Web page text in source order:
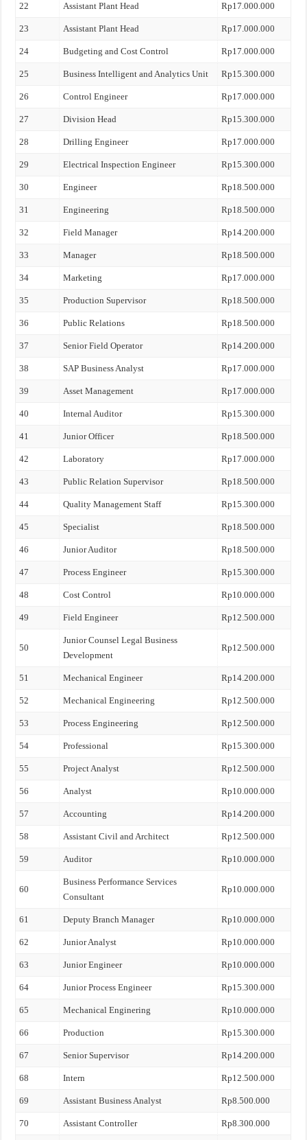
22 Assistant Plant Head Rp17.000.000
23 Assistant Plant Head Rp17.000.000
24 Budgeting and Cost Control Rp17.000.000
25 Business Intelligent and Analytics Unit Rp15.300.000
26 Control Engineer Rp17.000.000
27 Division Head Rp15.300.000
28 Drilling Engineer Rp17.000.000
29 Electrical Inspection Engineer Rp15.300.000
30 Engineer Rp18.500.000
31 Engineering Rp18.500.000
32 Field Manager Rp14.200.000
33 Manager Rp18.500.000
34 Marketing Rp17.000.000
35 Production Supervisor Rp18.500.000
36 Public Relations Rp18.500.000
37 Senior Field Operator Rp14.200.000
38 SAP Business Analyst Rp17.000.000
39 Asset Management Rp17.000.000
40 Internal Auditor Rp15.300.000
41 Junior Officer Rp18.500.000
42 Laboratory Rp17.000.000
43 Public Relation Supervisor Rp18.500.000
44 Quality Management Staff Rp15.300.000
45 Specialist Rp18.500.000
46 Junior Auditor Rp18.500.000
47 Process Engineer Rp15.300.000
48 Cost Control Rp10.000.000
49 Field Engineer Rp12.500.000
50
Junior Counsel Legal Business
Development
Rp12.500.000
51 Mechanical Engineer Rp14.200.000
52 Mechanical Engineering Rp12.500.000
53 Process Engineering Rp12.500.000
54 Professional Rp15.300.000
55 Project Analyst Rp12.500.000
56 Analyst Rp10.000.000
57 Accounting Rp14.200.000
58 Assistant Civil and Architect Rp12.500.000
59 Auditor Rp10.000.000
60
Business Performance Services
Consultant
Rp10.000.000
61 Deputy Branch Manager Rp10.000.000
62 Junior Analyst Rp10.000.000
63 Junior Engineer Rp10.000.000
64 Junior Process Engineer Rp15.300.000
65 Mechanical Enginering Rp10.000.000
66 Production Rp15.300.000
67 Senior Supervisor Rp14.200.000
68 Intern Rp12.500.000
69 Assistant Business Analyst Rp8.500.000
70 Assistant Controller Rp8.300.000